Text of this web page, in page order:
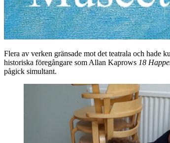
Flera av verken gränsade mot det teatrala och hade
historiska föregångare som Allan Kaprows 18
pågick simultant.